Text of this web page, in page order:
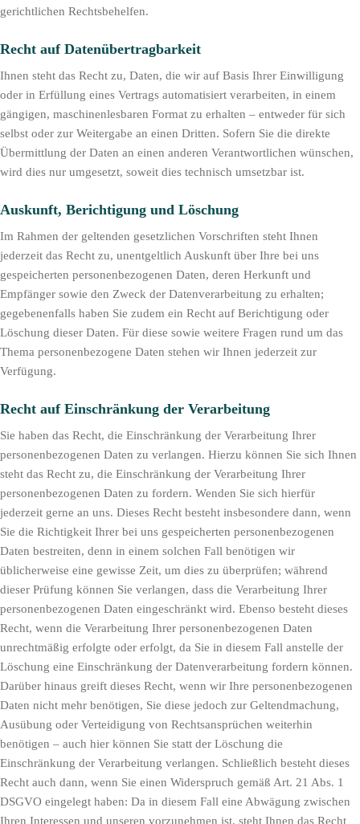
gerichtlichen Rechtsbehelfen.
Recht auf Daten­übertrag­barkeit
Ihnen steht das Recht zu, Daten, die wir auf Basis Ihrer Einwilligung
oder in Erfüllung eines Vertrags automatisiert verarbeiten, in einem
gängigen, maschinenlesbaren Format zu erhalten – entweder für sich
selbst oder zur Weitergabe an einen Dritten. Sofern Sie die direkte
Übermittlung der Daten an einen anderen Verantwortlichen wünschen,
wird dies nur umgesetzt, soweit dies technisch umsetzbar ist.
Auskunft, Berichtigung und Löschung
Im Rahmen der geltenden gesetzlichen Vorschriften steht Ihnen
jederzeit das Recht zu, unentgeltlich Auskunft über Ihre bei uns
gespeicherten personenbezogenen Daten, deren Herkunft und
Empfänger sowie den Zweck der Datenverarbeitung zu erhalten;
gegebenenfalls haben Sie zudem ein Recht auf Berichtigung oder
Löschung dieser Daten. Für diese sowie weitere Fragen rund um das
Thema personenbezogene Daten stehen wir Ihnen jederzeit zur
Verfügung.
Recht auf Einschränkung der Verarbeitung
Sie haben das Recht, die Einschränkung der Verarbeitung Ihrer
personenbezogenen Daten zu verlangen. Hierzu können Sie sich Ihnen
steht das Recht zu, die Einschränkung der Verarbeitung Ihrer
personenbezogenen Daten zu fordern. Wenden Sie sich hierfür
jederzeit gerne an uns. Dieses Recht besteht insbesondere dann, wenn
Sie die Richtigkeit Ihrer bei uns gespeicherten personenbezogenen
Daten bestreiten, denn in einem solchen Fall benötigen wir
üblicherweise eine gewisse Zeit, um dies zu überprüfen; während
dieser Prüfung können Sie verlangen, dass die Verarbeitung Ihrer
personenbezogenen Daten eingeschränkt wird. Ebenso besteht dieses
Recht, wenn die Verarbeitung Ihrer personenbezogenen Daten
unrechtmäßig erfolgte oder erfolgt, da Sie in diesem Fall anstelle der
Löschung eine Einschränkung der Datenverarbeitung fordern können.
Darüber hinaus greift dieses Recht, wenn wir Ihre personenbezogenen
Daten nicht mehr benötigen, Sie diese jedoch zur Geltendmachung,
Ausübung oder Verteidigung von Rechtsansprüchen weiterhin
benötigen – auch hier können Sie statt der Löschung die
Einschränkung der Verarbeitung verlangen. Schließlich besteht dieses
Recht auch dann, wenn Sie einen Widerspruch gemäß Art. 21 Abs. 1
DSGVO eingelegt haben: Da in diesem Fall eine Abwägung zwischen
Ihren Interessen und unseren vorzunehmen ist, steht Ihnen das Recht